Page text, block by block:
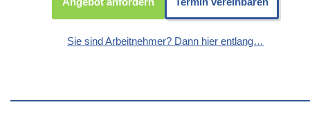
Sie sind Arbeitnehmer? Dann hier entlang…